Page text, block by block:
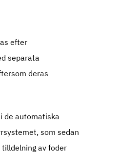
efter
separata
deras
de automatiska
som sedan
av foder